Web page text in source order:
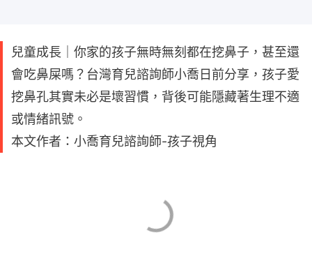
兒童成長｜你家的孩子無時無刻都在挖鼻子，甚至還
會吃鼻屎嗎？台灣育兒諮詢師小喬日前分享，孩子愛
挖鼻孔其實未必是壞習慣，背後可能隱藏著生理不適
或情緒訊號。
本文作者：小喬育兒諮詢師-孩子視角